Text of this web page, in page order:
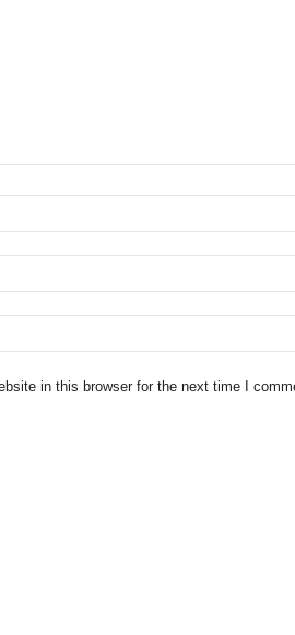
in this browser for the next time I